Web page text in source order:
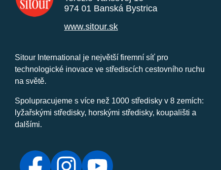
974 01 Banská Bystrica
www.sitour.sk
Sitour International je největší firemní síť pro
technologické inovace ve střediscích cestovního ruchu
na světě.
Spolupracujeme s více než 1000 středisky v 8 zemích:
lyžařskými středisky, horskými středisky, koupališti a
dalšími.